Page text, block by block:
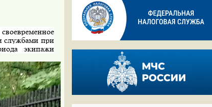
службами при
экипажи